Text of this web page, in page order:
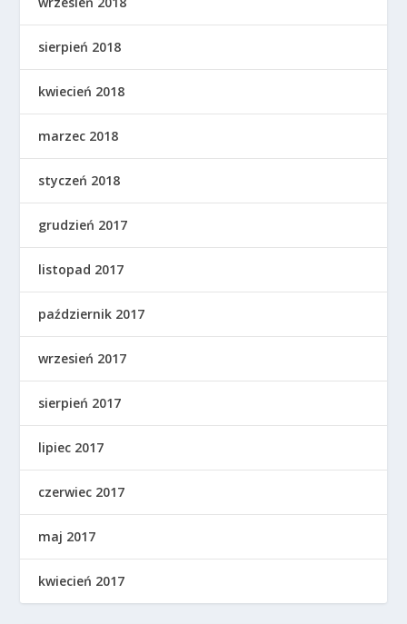
sierpień 2018
kwiecień 2018
marzec 2018
styczeń 2018
grudzień 2017
listopad 2017
październik 2017
wrzesień 2017
sierpień 2017
lipiec 2017
czerwiec 2017
maj 2017
kwiecień 2017